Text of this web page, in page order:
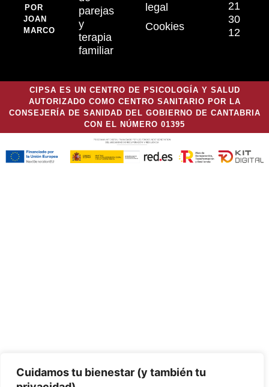
Cuidamos tu bienestar (y también tu
POR
JOAN
MARCO
parejas
y
terapia
familiar
legal
Cookies
21
30
12
CIPSA ES UN CENTRO DE PSICOLOGÍA Y SALUD
AUTORIZADO COMO CENTRO SANITARIO POR LA
CONSEJERÍA DE SANIDAD DEL GOBIERNO DE CANTABRIA
CON EL NÚMERO 01395